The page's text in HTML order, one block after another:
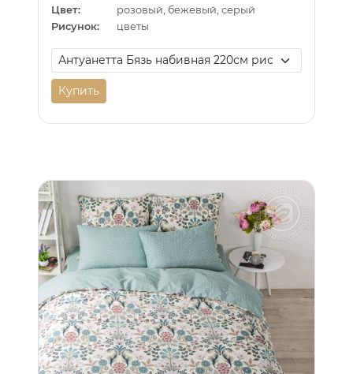
Цвет:
розовый, бежевый, серый
Рисунок:
цветы
Купить